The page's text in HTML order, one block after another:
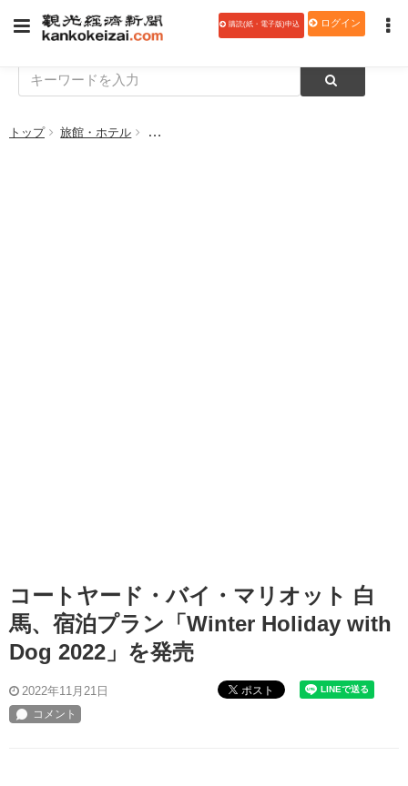
購読(紙・電子版)申込 ログイン
トップ 旅館・ホテル コートヤード・バイ・マリオット 白馬、宿泊プ
コートヤード・バイ・マリオット 白
馬、宿泊プラン「Winter Holiday with
Dog 2022」を発売
2022年11月21日 ポスト